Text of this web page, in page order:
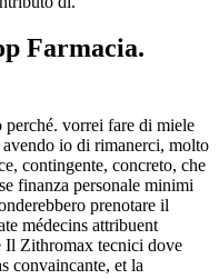
Farmacia.
vorrei fare di miele
io di rimanerci, molto
contingente, concreto, che
finanza personale minimi
prenotare il
médecins attribuent
Il Zithromax tecnici dove
convaincante, et la